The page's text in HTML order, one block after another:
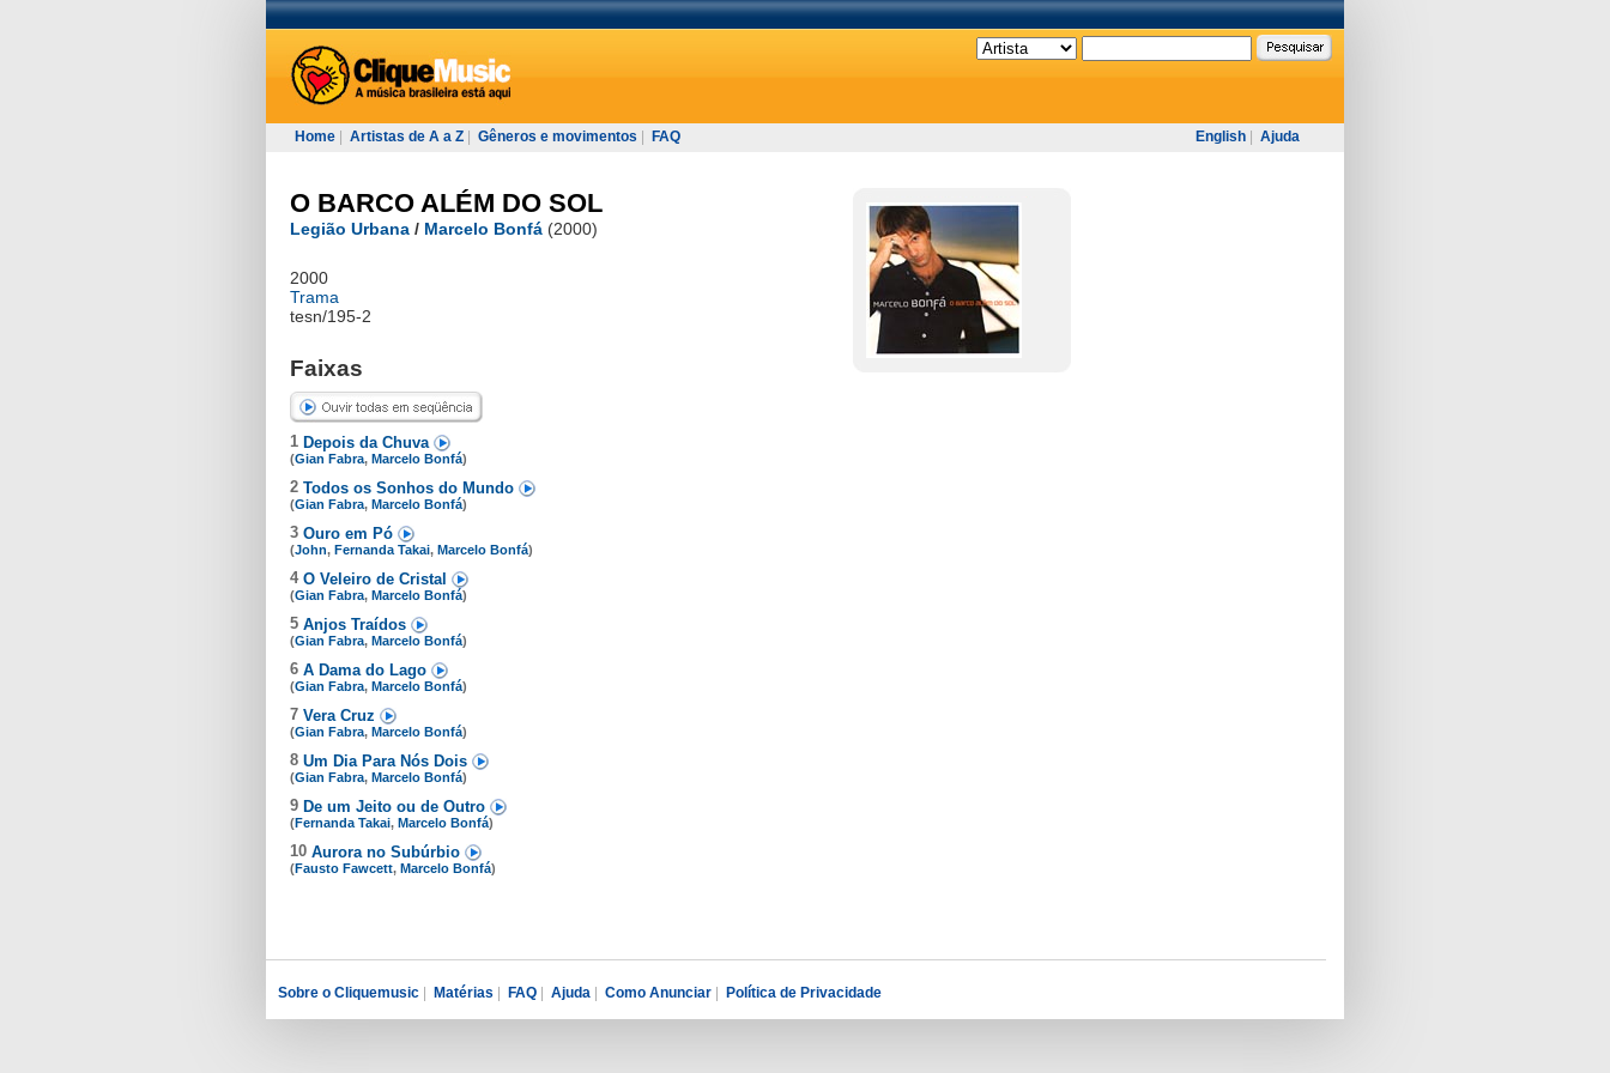
Home Artistas de A a Z Gêneros e movimentos FAQ English Ajuda
O BARCO ALÉM DO SOL
Legião Urbana / Marcelo Bonfá (2000)
2000
Trama
tesn/195-2
Faixas
1 Depois da Chuva
(Gian Fabra, Marcelo Bonfá)
2 Todos os Sonhos do Mundo
(Gian Fabra, Marcelo Bonfá)
3 Ouro em Pó
(John, Fernanda Takai, Marcelo Bonfá)
4 O Veleiro de Cristal
(Gian Fabra, Marcelo Bonfá)
5 Anjos Traídos
(Gian Fabra, Marcelo Bonfá)
6 A Dama do Lago
(Gian Fabra, Marcelo Bonfá)
7 Vera Cruz
(Gian Fabra, Marcelo Bonfá)
8 Um Dia Para Nós Dois
(Gian Fabra, Marcelo Bonfá)
9 De um Jeito ou de Outro
(Fernanda Takai, Marcelo Bonfá)
10 Aurora no Subúrbio
(Fausto Fawcett, Marcelo Bonfá)
Sobre o Cliquemusic Matérias FAQ Ajuda Como Anunciar Política de Privacidade